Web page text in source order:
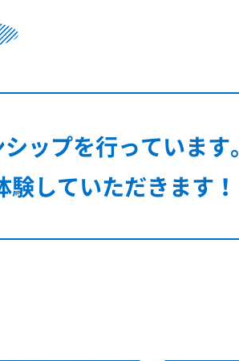
INTERVIEW
ップを行っています。
していただきます！